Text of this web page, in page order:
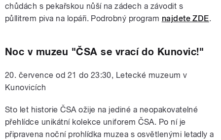
chůdách s pekařskou nůší na zádech a závodit s
půllitrem piva na lopáři. Podrobný program najdete ZDE.
Noc v muzeu "ČSA se vrací do Kunovic!"
20. července od 21 do 23:30, Letecké muzeum v
Kunovicích
Sto let historie ČSA ožije na jediné a neopakovatelné
přehlídce unikátní kolekce uniforem ČSA. Po ní je
připravena noční prohlídka muzea s osvětlenými letadly a